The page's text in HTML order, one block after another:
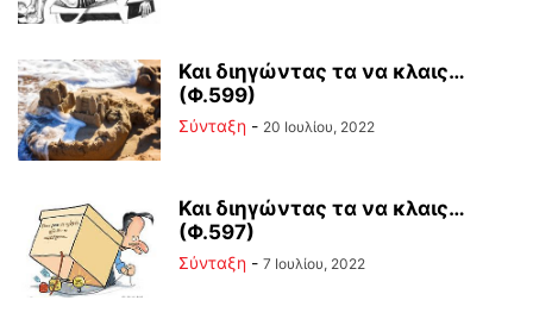
Και διηγώντας τα να κλαις…
(Φ.599)
Σύνταξη - 20 Ιουλίου, 2022
Και διηγώντας τα να κλαις…
(Φ.597)
Σύνταξη - 7 Ιουλίου, 2022